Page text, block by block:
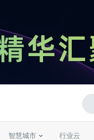
智慧城市 行业云